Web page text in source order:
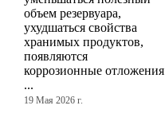
объем резервуара,
ухудшаться свойства
хранимых продуктов,
появляются
коррозионные отложения
...
19 Мая 2026 г.